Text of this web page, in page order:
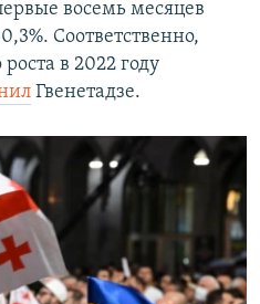
восемь месяцев
Соответственно,
в 2022 году
Гвенетадзе.